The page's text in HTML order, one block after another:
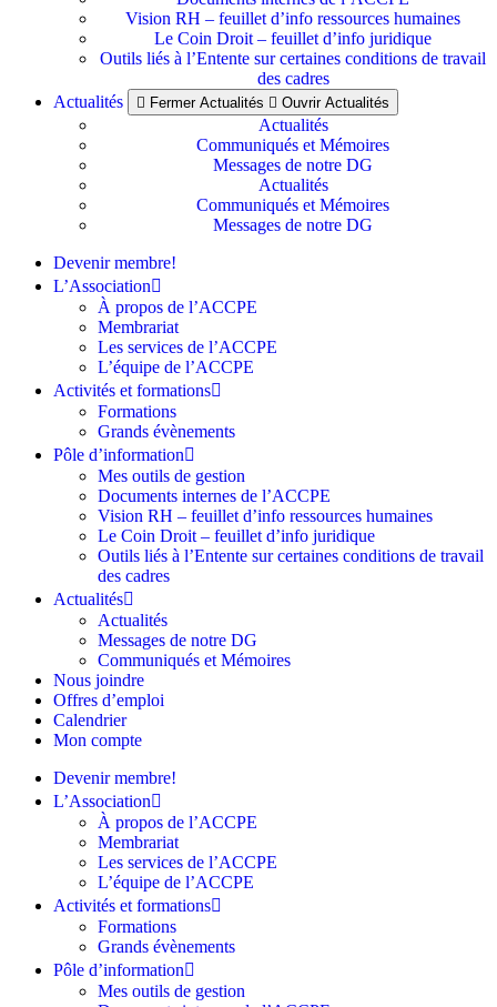
Vision RH – feuillet d’info ressources humaines
Le Coin Droit – feuillet d’info juridique
Outils liés à l’Entente sur certaines conditions de travail
des cadres
Actualités
Fermer Actualités Ouvrir Actualités
Actualités
Communiqués et Mémoires
Messages de notre DG
Actualités
Communiqués et Mémoires
Messages de notre DG
Devenir membre!
L’Association
À propos de l’ACCPE
Membrariat
Les services de l’ACCPE
L’équipe de l’ACCPE
Activités et formations
Formations
Grands évènements
Pôle d’information
Mes outils de gestion
Documents internes de l’ACCPE
Vision RH – feuillet d’info ressources humaines
Le Coin Droit – feuillet d’info juridique
Outils liés à l’Entente sur certaines conditions de travail
des cadres
Actualités
Actualités
Messages de notre DG
Communiqués et Mémoires
Nous joindre
Offres d’emploi
Calendrier
Mon compte
Devenir membre!
L’Association
À propos de l’ACCPE
Membrariat
Les services de l’ACCPE
L’équipe de l’ACCPE
Activités et formations
Formations
Grands évènements
Pôle d’information
Mes outils de gestion